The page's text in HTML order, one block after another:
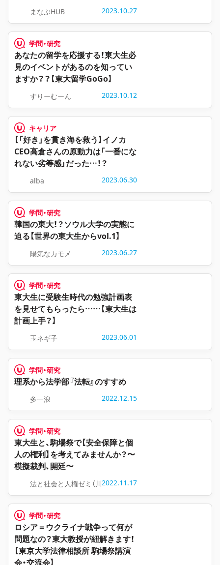
まなぶHUB 2023.10.27
学問・研究
あなたの留学を応援する！東大生必
見のイベントがあるのを知ってい
ますか？？【東大留学GoGo】
すりーむーん 2023.10.12
キャリア
【「好き」を貫き海を救う】イノカ
CEO高倉さんの原動力は「一番にな
れない劣等感」だった…！？
alba 2023.06.30
学問・研究
韓国の東大！？ソウル大学の実態に
迫る【世界の東大生からvol.1】
陽気なカモメ 2023.06.27
学問・研究
東大生に受験生時代の勉強計画表
を見せてもらったら……【東大生は
計画上手？】
玉ネギ子 2023.06.01
学問・研究
理系から法学部『法転』のすすめ
多一浪 2022.12.15
学問・研究
東大生と、駒場祭で【安全保障と個
人の権利】を考えてみませんか？〜
模擬裁判、開廷〜
法と社会と人権ゼミ（川人ゼミ）
2022.11.17
学問・研究
ロシア＝ウクライナ戦争って何が
問題なの？東大教授が紐解きます！
【東京大学法律相談所 駒場祭講演
会・交流会】